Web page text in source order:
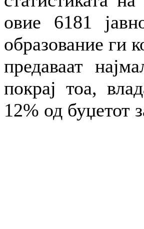
овие 6181
образование ги
предаваат
покрај тоа,
12% од буџетот